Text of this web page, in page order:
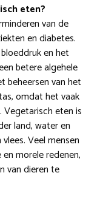
eten?
van de
en diabetes.
en het
betere algehele
beheersen van het
omdat het vaak
Vegetarisch eten is
land, water en
Veel mensen
morele redenen,
van dieren te